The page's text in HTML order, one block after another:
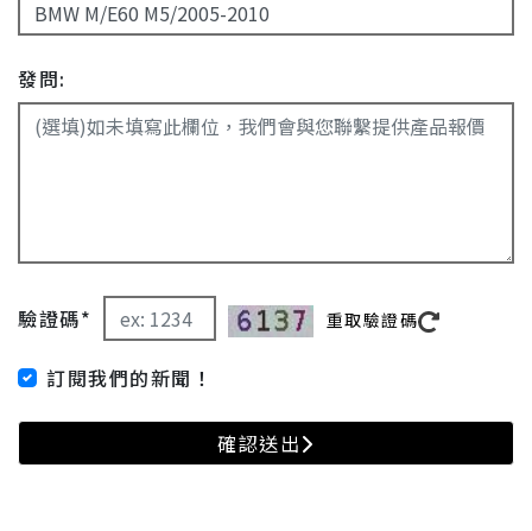
發問:
驗證碼* 重取驗證碼
訂閱我們的新聞！
確認送出